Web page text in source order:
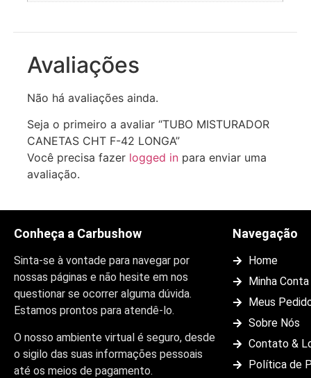
Avaliações
Não há avaliações ainda.
Seja o primeiro a avaliar “TUBO MISTURADOR
CANETAS CHT F-42 LONGA”
Você precisa fazer logged in para enviar uma
avaliação.
Conheça a Carbushow
Sinta-se à vontade para navegar por
nossas páginas e não hesite em nos
questionar se ocorrer alguma dúvida.
Estamos prontos para atendê-lo.
O nosso ambiente virtual é seguro, desde
o sigilo das suas informações pessoais
até os meios de pagamento.
Navegação
Home
Minha Conta
Meus
Sobre Nós
Contato &
Política de